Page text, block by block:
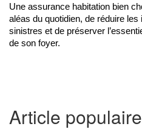
Une assurance habitation bien
aléas du quotidien, de réduire
sinistres et de préserver
de son foyer.
Article